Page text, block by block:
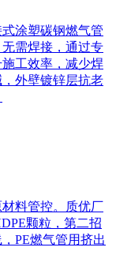
涂塑碳钢燃气管
需焊接，通过专
工效率，减少焊
外壁镀锌层抗老
料管控。质优厂
颗粒，第二招
PE燃气管用挤出